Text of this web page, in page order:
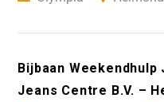
Bijbaan
Jeans Centre B.V. –